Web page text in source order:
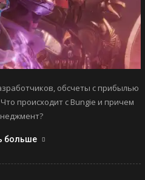
обсчеты с прибылью
происходит с Bungie и причем
больше